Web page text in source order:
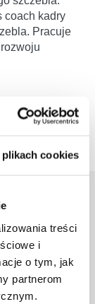
plikach cookies
treści
i
o tym, jak
partnerom
coach kadry
Pracuje